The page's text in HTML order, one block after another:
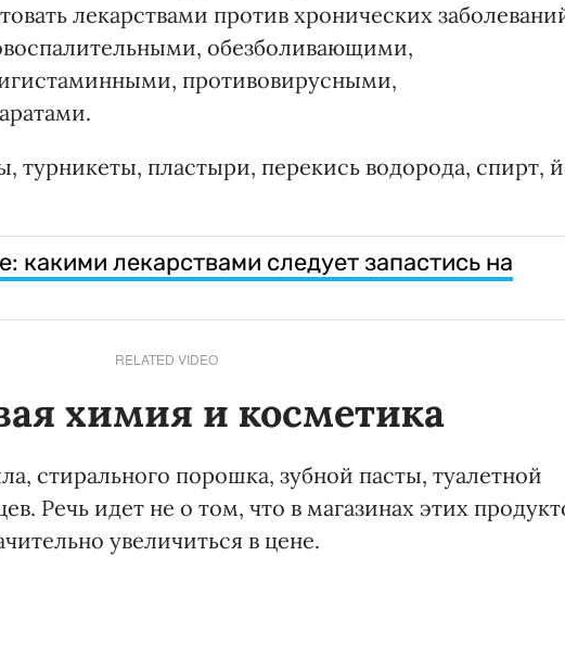
лекарствами против хронических
обезболивающими,
противовирусными,
турникеты, пластыри, перекись водорода, спирт,
какими лекарствами следует запастись на
RELATED VIDEO
химия и косметика
стирального порошка, зубной пасты, туалетной
Речь идет не о том, что в магазинах этих
увеличиться в цене.